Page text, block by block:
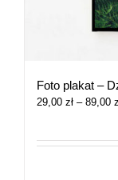
Foto plakat –
29,00 zł – 89,00